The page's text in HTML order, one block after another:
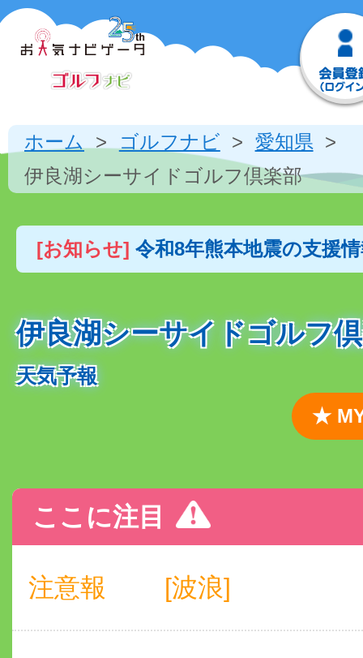
ホーム ゴルフナビ
愛知県
伊良湖シーサイドゴルフ倶楽部
[お知らせ] 令和8年熊本地震の支援
伊良湖シーサイドゴルフ
天気予報
★
ここに注目
注意報 [波浪]